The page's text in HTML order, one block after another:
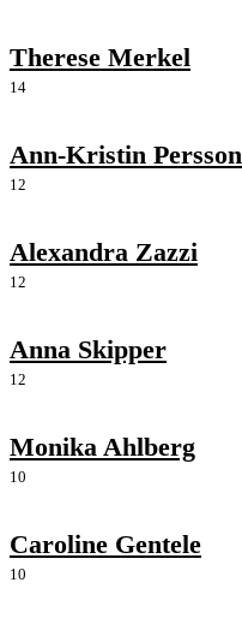
Therese Merkel
14
Ann-Kristin Persson
12
Alexandra Zazzi
12
Anna Skipper
12
Monika Ahlberg
10
Caroline Gentele
10